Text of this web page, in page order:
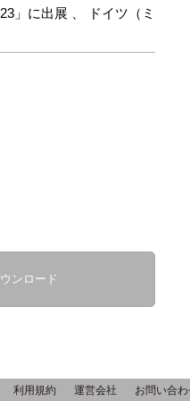
」に出展
ドイツ（ミ
ンロード
利用規約 運営会社 お問い合